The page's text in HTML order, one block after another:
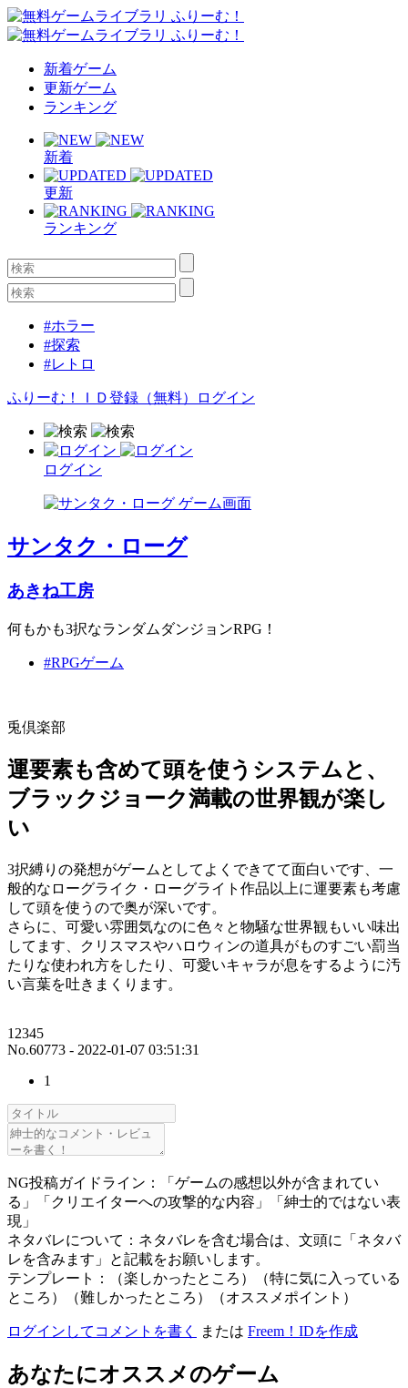
新着ゲーム
更新ゲーム
ランキング
新着
更新
ランキング
#ホラー
#探索
#レトロ
ふりーむ！ＩＤ登録（無料） ログイン
ログイン
サンタク・ローグ
あきね工房
何もかも3択なランダムダンジョンRPG！
#RPGゲーム
兎倶楽部
運要素も含めて頭を使うシステムと、
ブラックジョーク満載の世界観が楽し
い
3択縛りの発想がゲームとしてよくできてて面白いです、一
般的なローグライク・ローグライト作品以上に運要素も考慮
して頭を使うので奥が深いです。
さらに、可愛い雰囲気なのに色々と物騒な世界観もいい味出
してます、クリスマスやハロウィンの道具がものすごい罰当
たりな使われ方をしたり、可愛いキャラが息をするように汚
い言葉を吐きまくります。
12345
No.60773 - 2022-01-07 03:51:31
1
NG投稿ガイドライン：「ゲームの感想以外が含まれてい
る」「クリエイターへの攻撃的な内容」「紳士的ではない表
現」
ネタバレについて：ネタバレを含む場合は、文頭に「ネタバ
レを含みます」と記載をお願いします。
テンプレート：（楽しかったところ）（特に気に入っている
ところ）（難しかったところ）（オススメポイント）
ログインしてコメントを書く または Freem！IDを作成
あなたにオススメのゲーム